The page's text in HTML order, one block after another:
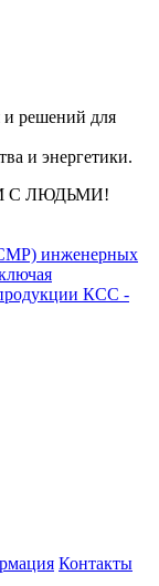
и решений для
и энергетики.
С ЛЮДЬМИ!
инженерных
КСС -
Контакты